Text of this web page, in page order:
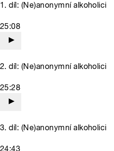
1. díl: (Ne)anonymní alkoholici
25:08
2. díl: (Ne)anonymní alkoholici
25:28
3. díl: (Ne)anonymní alkoholici
24:43